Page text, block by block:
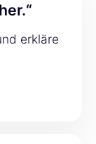
erkläre